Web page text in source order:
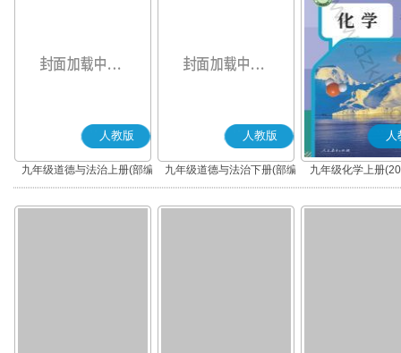
人教版
九年级道德与法治上册(部编
版)
人教版
九年级道德与法治下册(部编
版)
人
九年级化学上册